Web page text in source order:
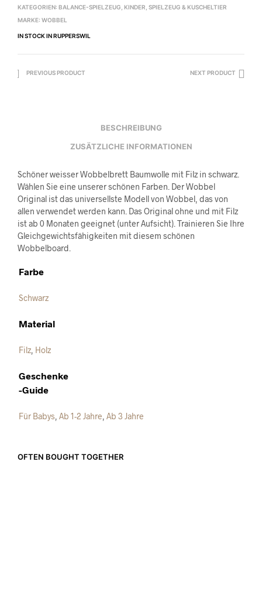
KATEGORIEN: BALANCE-SPIELZEUG KINDER SPIELZEUG & KUSCHELTIER
MARKE: WOBBEL
IN STOCK IN RUPPERSWIL
PREVIOUS PRODUCT NEXT PRODUCT
BESCHREIBUNG
ZUSÄTZLICHE INFORMATIONEN
Schöner weisser Wobbelbrett Baumwolle mit Filz in schwarz.
Wählen Sie eine unserer schönen Farben. Der Wobbel
Original ist das universellste Modell von Wobbel, das von
allen verwendet werden kann. Das Original ohne und mit Filz
ist ab 0 Monaten geeignet (unter Aufsicht). Trainieren Sie Ihre
Gleichgewichtsfähigkeiten mit diesem schönen
Wobbelboard.
Farbe
Schwarz
Material
Filz Holz
Geschenke
-Guide
Für Babys Ab 1-2 Jahre Ab 3 Jahre
OFTEN BOUGHT TOGETHER